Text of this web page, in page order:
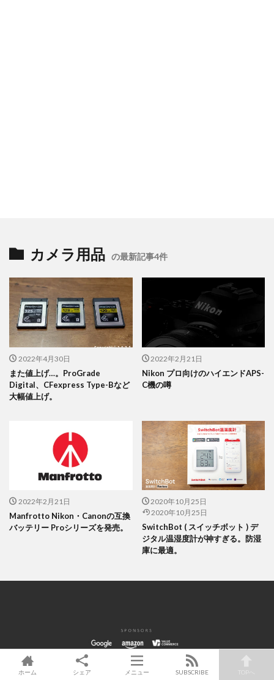
カメラ用品 の最新記事4件
2022年4月30日
また値上げ…。ProGrade
Digital、CFexpress Type-Bなど
大幅値上げ。
2022年2月21日
Nikon プロ向けのハイエンドAPS-
C機の噂
2022年2月21日
Manfrotto Nikon・Canonの互換
バッテリー Proシリーズを発売。
2020年10月25日
2020年10月25日
SwitchBot ( スイッチボット ) デ
ジタル温湿度計が神すぎる。防湿
庫に最適。
ホーム シェア メニュー SUBSCRIBE